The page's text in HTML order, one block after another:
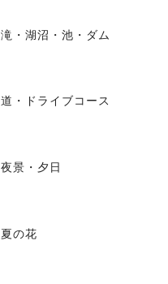
滝・湖沼・池・ダム
道・ドライブコース
夜景・夕日
夏の花